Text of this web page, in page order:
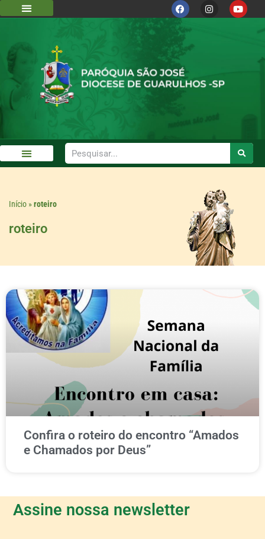
Início »roteiro
roteiro
Confira o roteiro do encontro “Amados
e Chamados por Deus”
Assine nossa newsletter